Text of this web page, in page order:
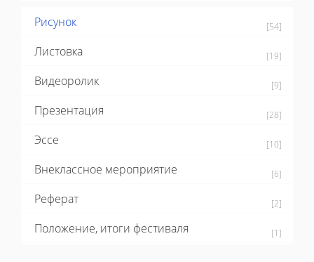
Рисунок [54]
Листовка [19]
Видеоролик [9]
Презентация [28]
Эссе [10]
Внеклассное мероприятие [6]
Реферат [2]
Положение, итоги фестиваля [1]